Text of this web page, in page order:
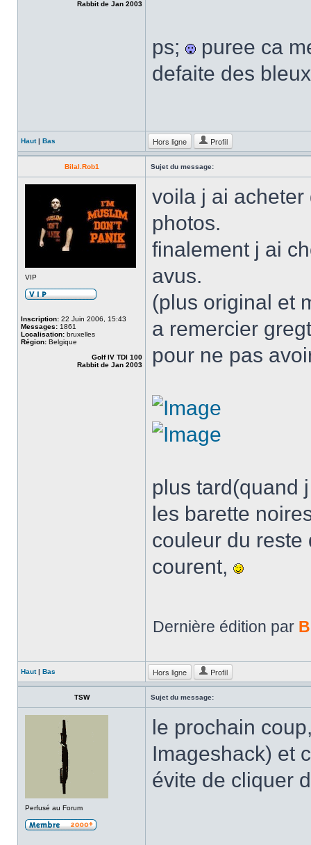
Rabbit de Jan 2003
ps;
puree ca
defaite des
Haut| Bas Hors ligne Profil
Bilal.Rob1 Sujet du message:
VIP
Inscription: 22 Juin 2006, 15:43
Messages: 1861
Localisation: bruxelles
Région: Belgique
Golf IV TDI 100
Rabbit de Jan 2003
voila j ai
photos.
finalement j ai
avus.
(plus original et
a remercier
pour ne pas
plus tard(quand
les barette
couleur du reste
courent,
Dernière édition par
Haut| Bas Hors ligne Profil
TSW Sujet du message:
Perfusé au Forum
le prochain
Imageshack) et
évite de cliquer